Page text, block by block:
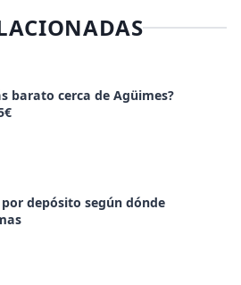
barato cerca de Agüimes?
por depósito según dónde